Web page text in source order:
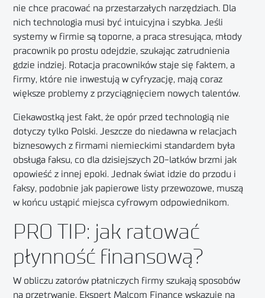
nie chce pracować na przestarzałych narzędziach. Dla
nich technologia musi być intuicyjna i szybka. Jeśli
systemy w firmie są toporne, a praca stresująca, młody
pracownik po prostu odejdzie, szukając zatrudnienia
gdzie indziej. Rotacja pracowników staje się faktem, a
firmy, które nie inwestują w cyfryzację, mają coraz
większe problemy z przyciągnięciem nowych talentów.
Ciekawostką jest fakt, że opór przed technologią nie
dotyczy tylko Polski.Jeszcze do niedawna w relacjach
biznesowych z firmami niemieckimi standardem była
obsługa faksu, co dla dzisiejszych 20-latków brzmi jak
opowieść z innej epoki. Jednak świat idzie do przodu i
faksy, podobnie jak papierowe listy przewozowe, muszą
w końcu ustąpić miejsca cyfrowym odpowiednikom.
PRO TIP: jak ratować
płynność finansową?
W obliczu zatorów płatniczych firmy szukają sposobów
na przetrwanie. Ekspert Malcom Finance wskazuje na